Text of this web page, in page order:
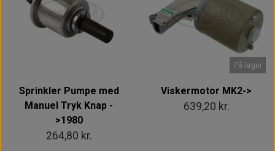
Sprinkler Pumpe med
Manuel Tryk Knap -
>1980
264,80 kr.
På lager
Viskermotor MK2->
639,20 kr.